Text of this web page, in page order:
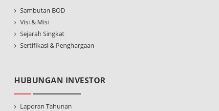
Sambutan BOD
Visi & Misi
Sejarah Singkat
Sertifikasi & Penghargaan
HUBUNGAN INVESTOR
Laporan Tahunan